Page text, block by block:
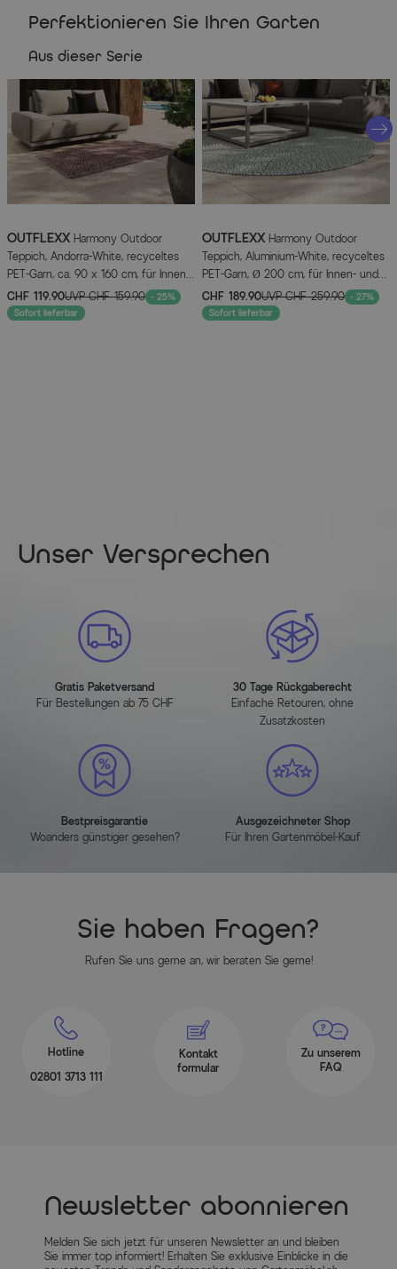
Produktgruppe: Outdoor Teppich
Form: Rund
Material: PET-Garn aus recyceltem Kunststoff
Einsatzbereich: Innen- und Außenbereich
Eigenschaften: Witterungsbeständig, schnelltrocknend,
UV-beständig, rutschfest, strapazierfähig
Oberfläche: Geflochtene Struktur
Pflege: Leicht zu reinigen, wasserabweisend
Maße und Gewicht
OUTFLEXX® Harmony Outdoor Teppich
Durchmesser: ca. 120 cm
Aluminium - White
Hauptmaterial Recyceltes PET-Garn
MEHR INFOS HIER
Perfektionieren Sie Ihren Garten
Aus dieser Serie
OUTFLEXX Harmony Outdoor
Teppich, Andorra-White, recyceltes
PET-Garn, ca. 90 x 160 cm, für Innen-
und Außenbereiche geeignet
CHF 119.90UVPCHF 159.90 - 25%
Sofort lieferbar
OUTFLEXX Harmony Outdoor
Teppich, Aluminium-White, recyceltes
PET-Garn, Ø 200 cm, für Innen- und
Außenbereich geeignet
CHF 189.90UVPCHF 259.90 - 27%
Sofort lieferbar
Unser Versprechen
Gratis Paketversand
Für Bestellungen ab 75 CHF
30 Tage Rückgaberecht
Einfache Retouren, ohne
Zusatzkosten
Bestpreisgarantie
Woanders günstiger gesehen?
Ausgezeichneter Shop
Für Ihren Gartenmöbel-Kauf
Sie haben Fragen?
Rufen Sie uns gerne an, wir beraten Sie gerne!
Hotline
02801 3713 111
Kontakt
formular
Zu unserem
FAQ
Newsletter abonnieren
Melden Sie sich jetzt für unseren Newsletter an und bleiben
Sie immer top informiert! Erhalten Sie exklusive Einblicke in die